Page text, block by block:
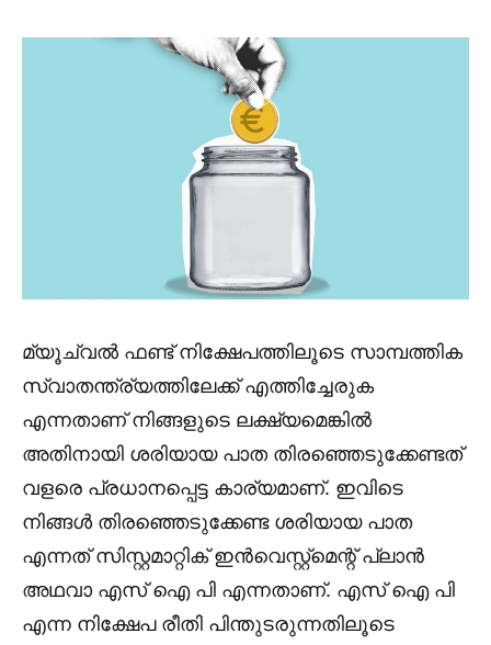
മ്യൂച്വൽ ഫണ്ട് നിക്ഷേപത്തിലൂടെ സാമ്പത്തിക
സ്വാതന്ത്ര്യത്തിലേക്ക് എത്തിച്ചേരുക
എന്നതാണ് നിങ്ങളുടെ ലക്ഷ്യമെങ്കിൽ
അതിനായി ശരിയായ പാത തിരഞ്ഞെടുക്കേണ്ടത്
വളരെ പ്രധാനപ്പെട്ട കാര്യമാണ്. ഇവിടെ
നിങ്ങൾ തിരഞ്ഞെടുക്കേണ്ട ശരിയായ പാത
എന്നത് സിസ്റ്റമാറ്റിക് ഇൻവെസ്റ്റ്മെന്റ് പ്ലാൻ
അഥവാ എസ് ഐ പി എന്നതാണ്. എസ് ഐ പി
എന്ന നിക്ഷേപ രീതി പിന്തുടരുന്നതിലൂടെ